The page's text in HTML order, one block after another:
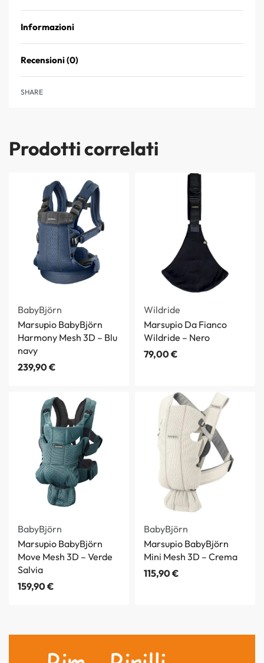
Informazioni
Recensioni (0)
SHARE
Prodotti correlati
BabyBjörn
Marsupio BabyBjörn
Harmony Mesh 3D – Blu
navy
239,90€
Wildride
Marsupio Da Fianco
Wildride – Nero
79,00€
BabyBjörn
Marsupio BabyBjörn
Move Mesh 3D – Verde
Salvia
159,90€
BabyBjörn
Marsupio BabyBjörn
Mini Mesh 3D – Crema
115,90€